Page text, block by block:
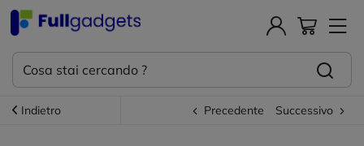
Indietro Precedente Successivo